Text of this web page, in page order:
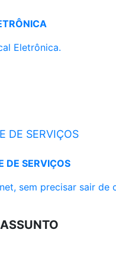
Eletrônica.
DE SERVIÇOS
DE SERVIÇOS
sem precisar sair de